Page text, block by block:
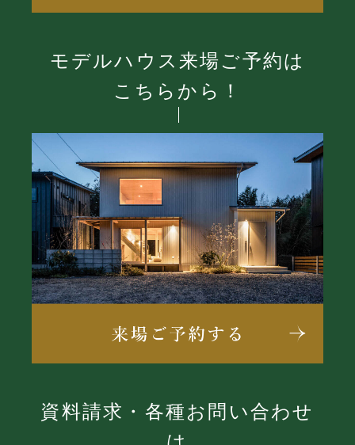
モデルハウス来場ご予約は
こちらから！
資料請求・各種お問い合わせ